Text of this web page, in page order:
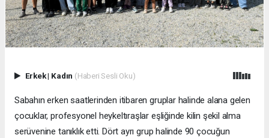
Erkek| Kadın (Haberi Sesli Oku)
Sabahın erken saatlerinden itibaren gruplar halinde alana gelen
çocuklar, profesyonel heykeltıraşlar eşliğinde kilin şekil alma
serüvenine tanıklık etti. Dört ayrı grup halinde 90 çocuğun